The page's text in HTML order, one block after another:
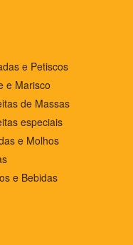
e Petiscos
e Marisco
de Massas
especiais
e Molhos
e Bebidas